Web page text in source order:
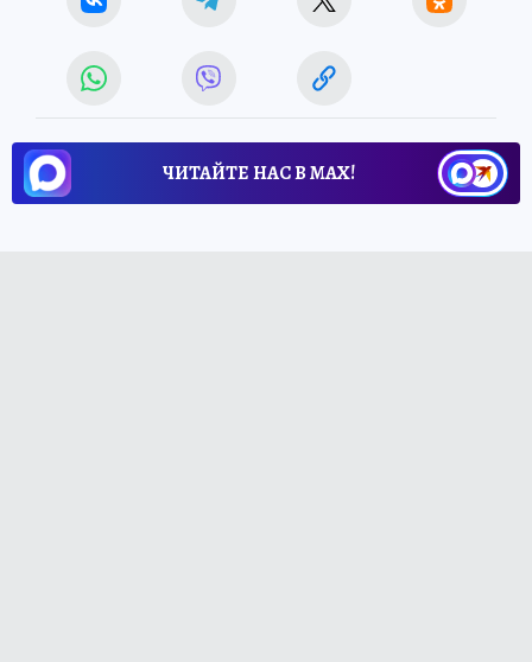
ЧИТАЙТЕ НАС В МАХ!